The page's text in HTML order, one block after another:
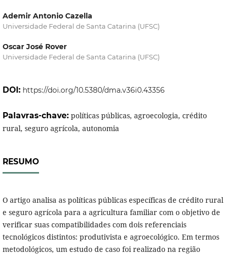
Ademir Antonio Cazella
Universidade Federal de Santa Catarina (UFSC)
Oscar José Rover
Universidade Federal de Santa Catarina (UFSC)
DOI: https://doi.org/10.5380/dma.v36i0.43356
Palavras-chave: políticas públicas, agroecologia, crédito
rural, seguro agrícola, autonomia
RESUMO
O artigo analisa as políticas públicas específicas de crédito rural
e seguro agrícola para a agricultura familiar com o objetivo de
verificar suas compatibilidades com dois referenciais
tecnológicos distintos: produtivista e agroecológico. Em termos
metodológicos, um estudo de caso foi realizado na região